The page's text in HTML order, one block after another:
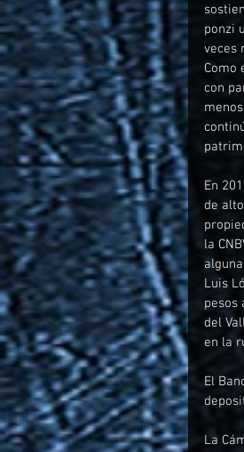
ponzi
veces
Como
con
En
de
la
Luis
pesos
del
en la
El
La